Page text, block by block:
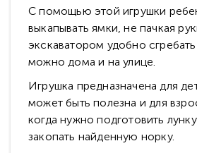
С помощью этой игрушки
выкапывать ямки, не пачкая
экскаватором удобно
можно дома и на улице.
Игрушка предназначена для
может быть полезна и для
когда нужно подготовить
закопать найденную норку.